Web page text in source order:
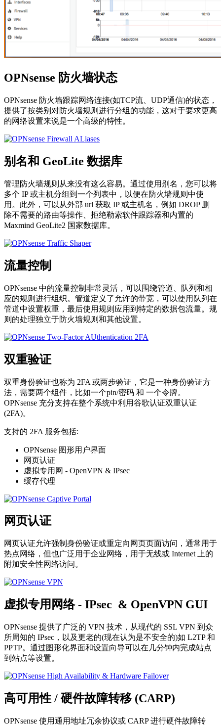
OPNsense 防火墙状态
OPNsense 防火墙跟踪网络连接(如TCP流、UDP通信)的状态，
提供了按类别对防火墙规则进行分组的功能，这对于要求更高
的网络设置来说是一个高级的特性。
别名和 GeoLite 数据库
管理防火墙规则从来没有这么容易。通过使用别名，您可以将
多个 IP 或主机分组到一个列表中，以便在防火墙规则中使
用。此外，可以从外部 url 获取 IP 或主机名，例如 DROP 删
除不需要的路由等操作、拒绝勒索软件跟踪器和内置的
Maxmind GeoLite2 国家数据库。
流量控制
OPNsense 中的流量控制非常灵活，可以围绕管道、队列和相
应的规则进行组织。管道定义了允许的带宽，可以使用队列在
管道中设置权重，最后使用规则应用到特定的数据包流量。规
则的处理独立于防火墙规则和其他设置。
双重验证
双重身份验证也称为 2FA 或两步验证，它是一种身份验证方
法，需要两个组件，比如一个pin/密码 和 一个令牌。
OPNsense 充分支持在整个系统中利用谷歌认证双重认证
(2FA)。
支持的 2FA 服务包括:
OPNsense 图形用户界面
网页认证
虚拟专用网 - OpenVPN & IPsec
缓存代理
网页认证
网页认证允许强制身份验证或重定向网页页面访问，通常用于
热点网络，但也广泛用于企业网络，用于无线或 Internet 上的
附加安全性网络访问。
虚拟专用网络 - IPsec & OpenVPN GUI
OPNsense 提供了广泛的 VPN 技术，从现代的 SSL VPN 到众
所周知的 IPsec，以及更老的(现在认为是不安全的)如 L2TP 和
PPTP。通过图形化界面和设置向导可以在几分钟内完成站点
到站点等设置。
高可用性 / 硬件故障转移 (CARP)
OPNsense 使用通用地址冗余协议或 CARP 进行硬件故障转